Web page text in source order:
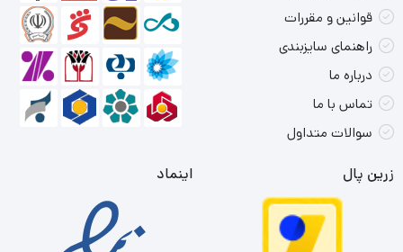
قوانین و مقررات
راهنمای سایزبندی
درباره ما
تماس با ما
سوالات متداول
زرین پال اینماد